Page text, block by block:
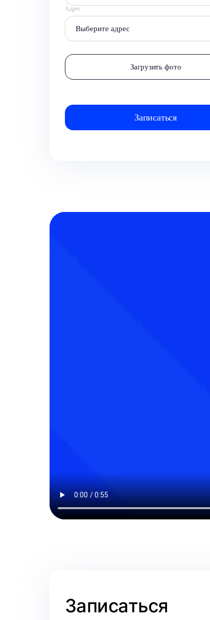
Адрес
Выберите адрес
Загрузить фото
Записаться